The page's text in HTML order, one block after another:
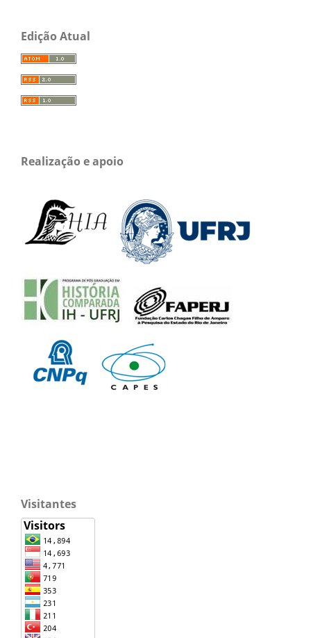
Edição Atual
Realização e apoio
Visitantes